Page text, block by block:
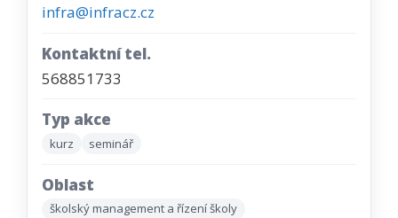
infra@infracz.cz
Kontaktní tel.
568851733
Typ akce
kurz seminář
Oblast
školský management a řízení školy